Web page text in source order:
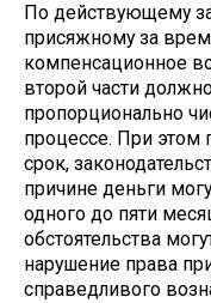
По действующему
присяжному за
компенсационное
второй части
пропорционально
процессе. При этом
срок,
причине деньги
одного до пяти
обстоятельства
нарушение права
справедливого